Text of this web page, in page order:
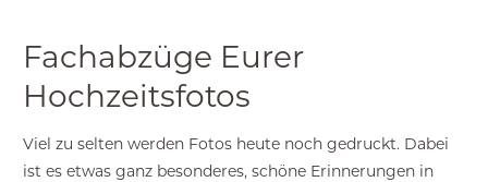
Fachabzüge Eurer
Hochzeitsfotos
Viel zu selten werden Fotos heute noch gedruckt. Dabei
ist es etwas ganz besonderes, schöne Erinnerungen in